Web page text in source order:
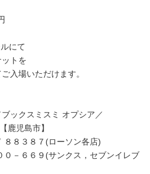
にて
トを
入場いただけます。
ックスミスミ オプシア／
鹿児島市】
８８３８７(ローソン各店)
０－６６９(サンクス，セブンイレブ